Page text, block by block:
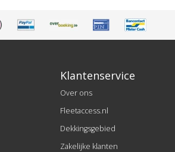
Klantenservice
Over ons
Fleetaccess.nl
Dekkingsgebied
Zakelijke klanten